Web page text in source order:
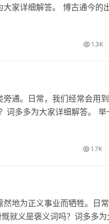
家详细解答。 博古通今的
1.3K
通。日常，我们经常会用
词多多为大家详细解答。 举
1.7K
地为正义事业而牺牲。日
就义是褒义词吗？词多多为